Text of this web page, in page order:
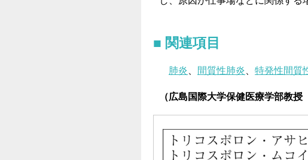
関連項目
肺炎 間質性肺炎 特発性間質
（広島国際大学保健医療学部教授